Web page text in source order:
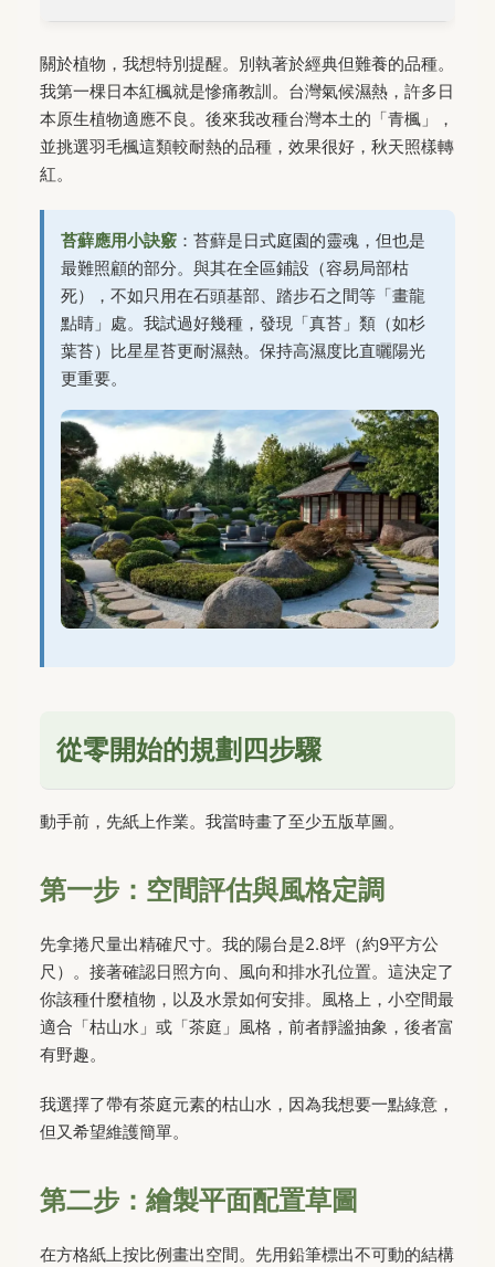
關於植物，我想特別提醒。別執著於經典但難養的品種。
我第一棵日本紅楓就是慘痛教訓。台灣氣候濕熱，許多日
本原生植物適應不良。後來我改種台灣本土的「青楓」，
並挑選羽毛楓這類較耐熱的品種，效果很好，秋天照樣轉
紅。
苔蘚應用小訣竅 ：苔蘚是日式庭園的靈魂，但也是
最難照顧的部分。與其在全區鋪設（容易局部枯
死），不如只用在石頭基部、踏步石之間等「畫龍
點睛」處。我試過好幾種，發現「真苔」類（如杉
葉苔）比星星苔更耐濕熱。保持高濕度比直曬陽光
更重要。
從零開始的規劃四步驟
動手前，先紙上作業。我當時畫了至少五版草圖。
第一步：空間評估與風格定調
先拿捲尺量出精確尺寸。我的陽台是2.8坪（約9平方公
尺）。接著確認日照方向、風向和排水孔位置。這決定了
你該種什麼植物，以及水景如何安排。風格上，小空間最
適合「枯山水」或「茶庭」風格，前者靜謐抽象，後者富
有野趣。
我選擇了帶有茶庭元素的枯山水，因為我想要一點綠意，
但又希望維護簡單。
第二步：繪製平面配置草圖
在方格紙上按比例畫出空間。先用鉛筆標出不可動的結構